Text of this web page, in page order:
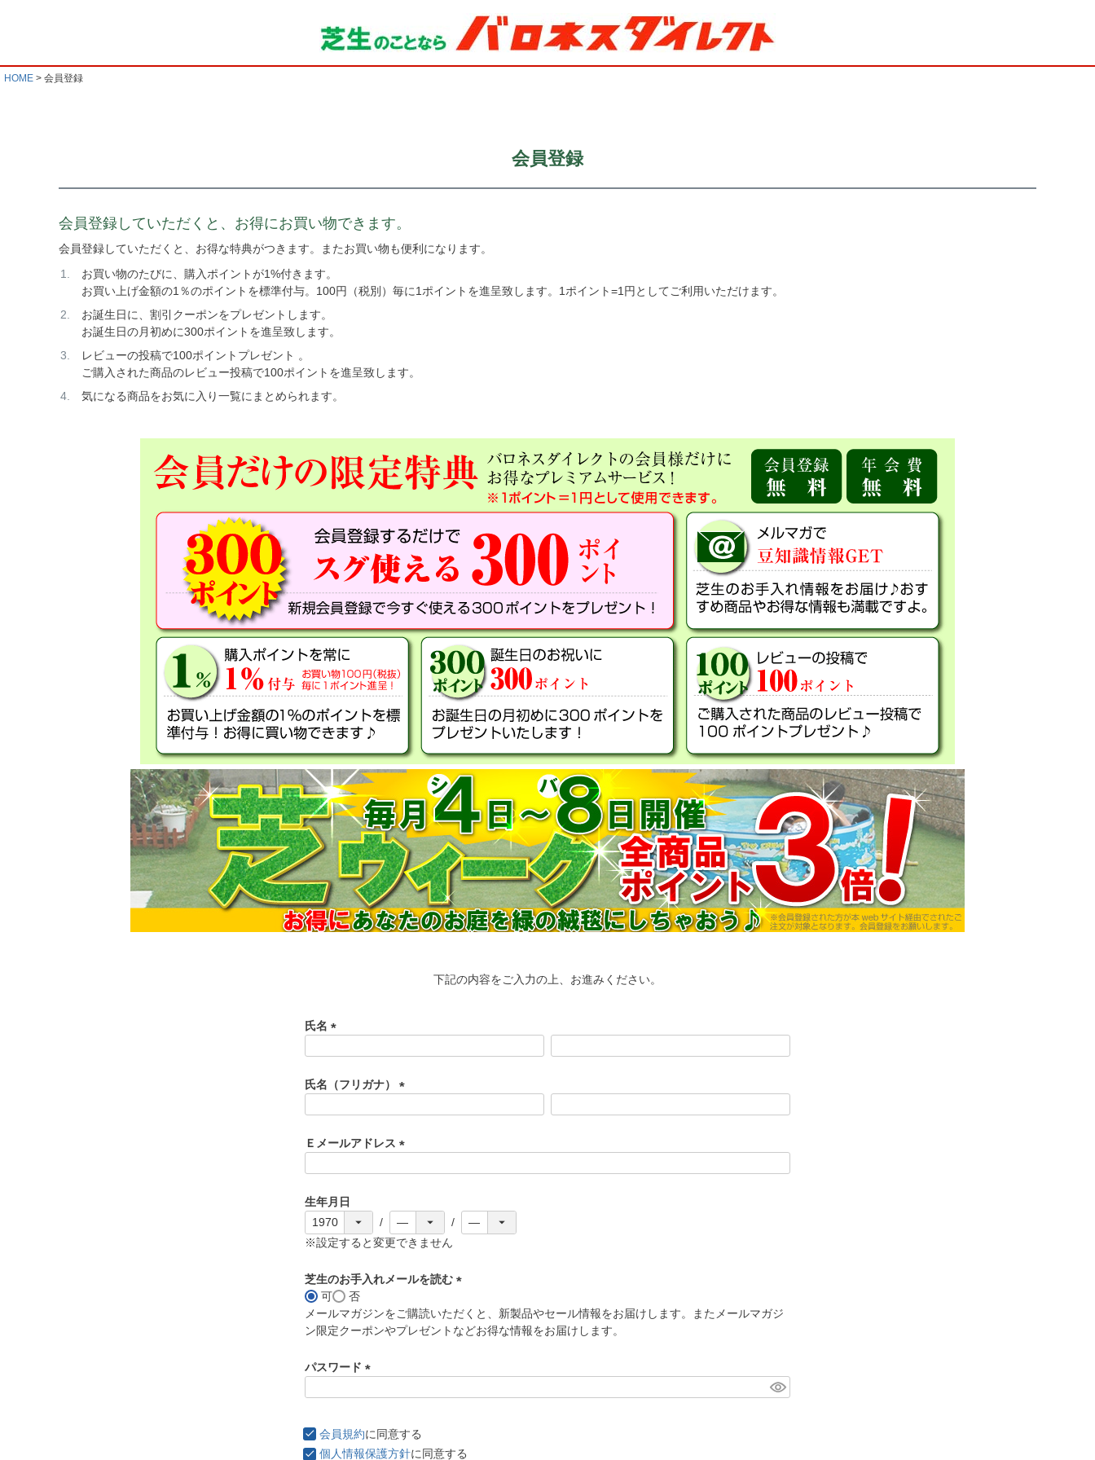
HOME 会員登録
会員登録
会員登録していただくと、お得にお買い物できます。
会員登録していただくと、お得な特典がつきます。またお買い物も便利になります。
お買い物のたびに、購入ポイントが1%付きます。
お買い上げ金額の1％のポイントを標準付与。100円（税別）毎に1ポイントを進呈致します。1ポイント=1円としてご利用いただけます。
お誕生日に、割引クーポンをプレゼントします。
お誕生日の月初めに300ポイントを進呈致します。
レビューの投稿で100ポイントプレゼント 。
ご購入された商品のレビュー投稿で100ポイントを進呈致します。
気になる商品をお気に入り一覧にまとめられます。
下記の内容をご入力の上、お進みください。
氏名
須
)
氏名（フリガナ）
須
)
Ｅメールアドレス
)
生年月日
※設定すると変更できません
芝生のお手入れメールを読む
必
須
可
否
メールマガジンをご購読いただくと、新製品やセール情報をお届けします。またメールマガジ
ン限定クーポンやプレゼントなどお得な情報をお届けします。
パスワード
)
会員規約に同意する
個人情報保護方針に同意する